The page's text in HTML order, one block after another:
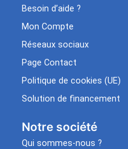
Besoin d’aide ?
Mon Compte
Réseaux sociaux
Page Contact
Politique de cookies (UE)
Solution de financement
Notre société
Qui sommes-nous ?